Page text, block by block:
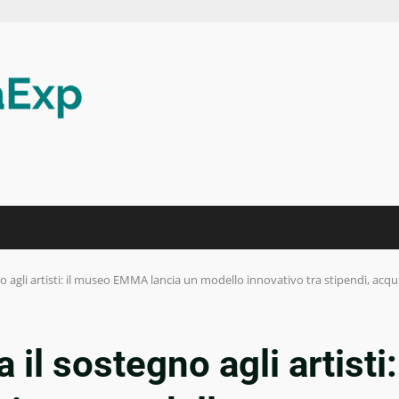
agli artisti: il museo EMMA lancia un modello innovativo tra stipendi,
il sostegno agli artisti: